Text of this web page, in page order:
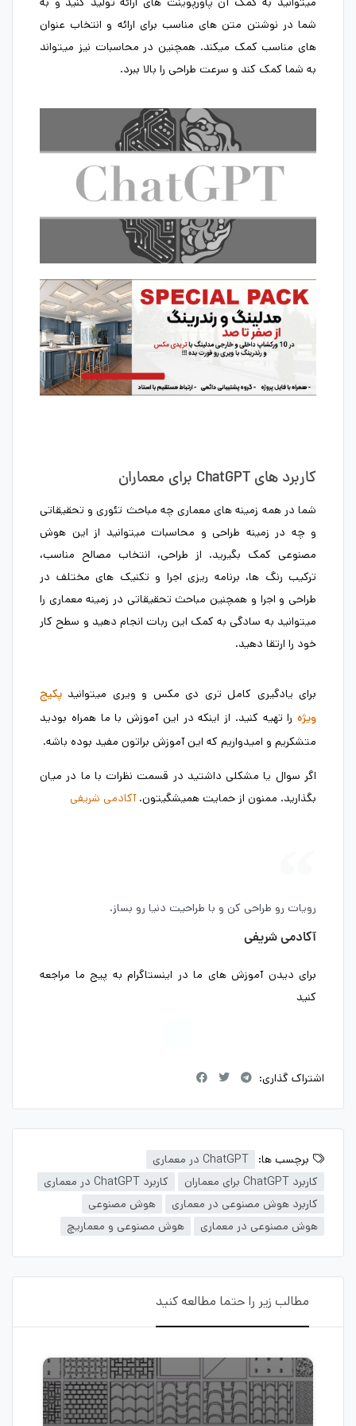
شما در نوشتن متن های مناسب برای ارائه و انتخاب عنوان
های مناسب کمک میکند. همچنین در محاسبات نیز میتواند
به شما کمک کند و سرعت طراحی را بالا ببرد.
کاربرد های ChatGPT برای معماران
شما در همه زمینه های معماری چه مباحث تئوری و تحقیقاتی
و چه در زمینه طراحی و محاسبات میتوانید از این هوش
مصنوعی کمک بگیرید. از طراحی، انتخاب مصالح مناسب،
ترکیب رنگ ها، برنامه ریزی اجرا و تکنیک های مختلف در
طراحی و اجرا و همچنین مباحث تحقیقاتی در زمینه معماری را
میتوانید به سادگی به کمک این ربات انجام دهید و سطح کار
خود را ارتقا دهید.
برای یادگیری کامل تری دی مکس و ویری میتوانید پکیج
ویژه را تهیه کنید. از اینکه در این آموزش با ما همراه بودید
متشکریم و امیدواریم که این آموزش براتون مفید بوده باشه.
اگر سوال یا مشکلی داشتید در قسمت نظرات با ما در میان
بگذارید. ممنون از حمایت همیشگیتون.آکادمی شریفی
رویات رو طراحی کن و با طراحیت دنیا رو بساز.
آکادمی شریفی
برای دیدن آموزش های ما در اینستاگرام به پیج ما مراجعه
کنید
اشتراک گذاری:
برچسب ها:
ChatGPT در معماری
کاربرد ChatGPT برای معماران
کاربرد ChatGPT در معماری
کاربرد هوش مصنوعی در معماری
هوش مصنوعی
هوش مصنوعی در معماری
هوش مصنوعی و معماریچ
مطالب زیر را حتما مطالعه کنید